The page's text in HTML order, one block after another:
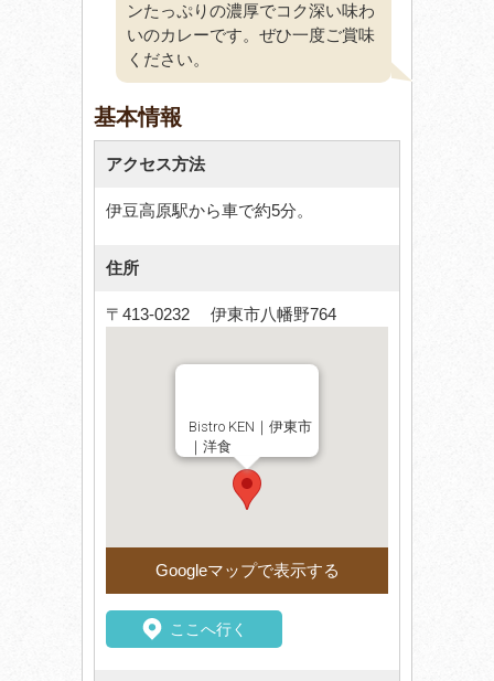
ンたっぷりの濃厚でコク深い味わ
いのカレーです。ぜひ一度ご賞味
ください。
基本情報
アクセス方法
伊豆高原駅から車で約5分。
住所
〒413-0232 伊東市八幡野764
Bistro KEN｜伊東市
｜洋食
Googleマップで表示する
ここへ行く